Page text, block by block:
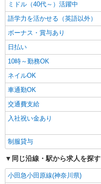
ミドル（40代～）活躍中
語学力を活かせる（英語以外）
ボーナス・賞与あり
日払い
10時～勤務OK
ネイルOK
車通勤OK
交通費支給
入社祝い金あり
制服貸与
同じ沿線・駅から求人を探す
小田急小田原線(神奈川県)